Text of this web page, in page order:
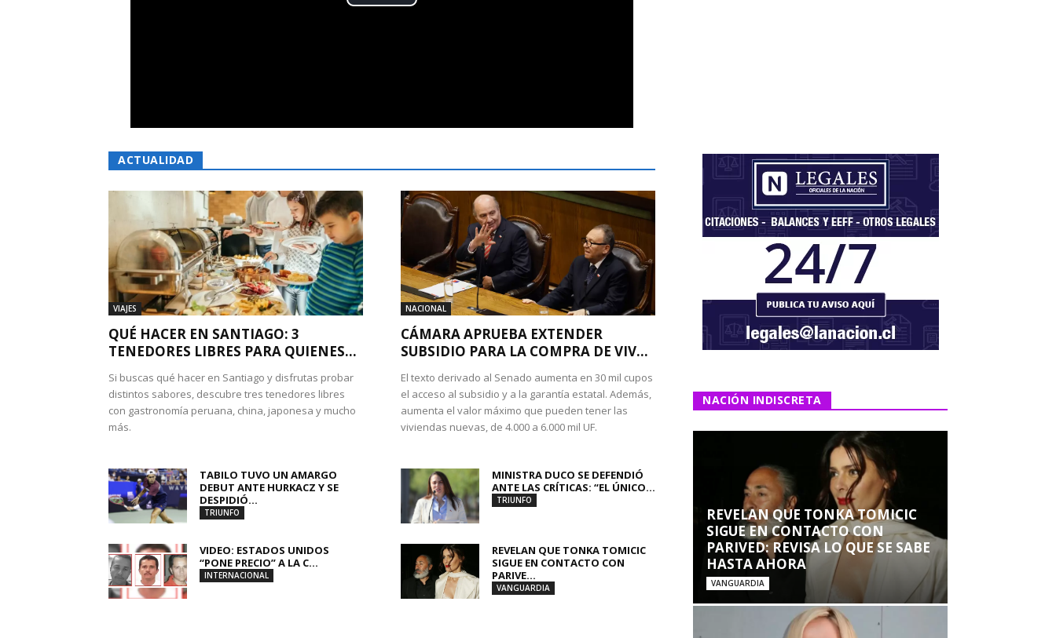
ACTUALIDAD
VIAJES
QUÉ HACER EN SANTIAGO: 3
TENEDORES LIBRES PARA QUIENES...
Si buscas qué hacer en Santiago y disfrutas probar
distintos sabores, descubre tres tenedores libres
con gastronomía peruana, china, japonesa y mucho
más.
NACIONAL
CÁMARA APRUEBA EXTENDER
SUBSIDIO PARA LA COMPRA DE VIV...
El texto derivado al Senado aumenta en 30 mil cupos
el acceso al subsidio y a la garantía estatal. Además,
aumenta el valor máximo que pueden tener las
viviendas nuevas, de 4.000 a 6.000 mil UF.
TABILO TUVO UN AMARGO
DEBUT ANTE HURKACZ Y SE
DESPIDIÓ...
TRIUNFO
MINISTRA DUCO SE DEFENDIÓ
ANTE LAS CRÍTICAS: “EL ÚNICO...
TRIUNFO
VIDEO: ESTADOS UNIDOS
“PONE PRECIO” A LA C...
INTERNACIONAL
REVELAN QUE TONKA TOMICIC
SIGUE EN CONTACTO CON
PARIVE...
VANGUARDIA
NACIÓN INDISCRETA
REVELAN QUE TONKA TOMICIC
SIGUE EN CONTACTO CON
PARIVED: REVISA LO QUE SE SABE
HASTA AHORA
VANGUARDIA